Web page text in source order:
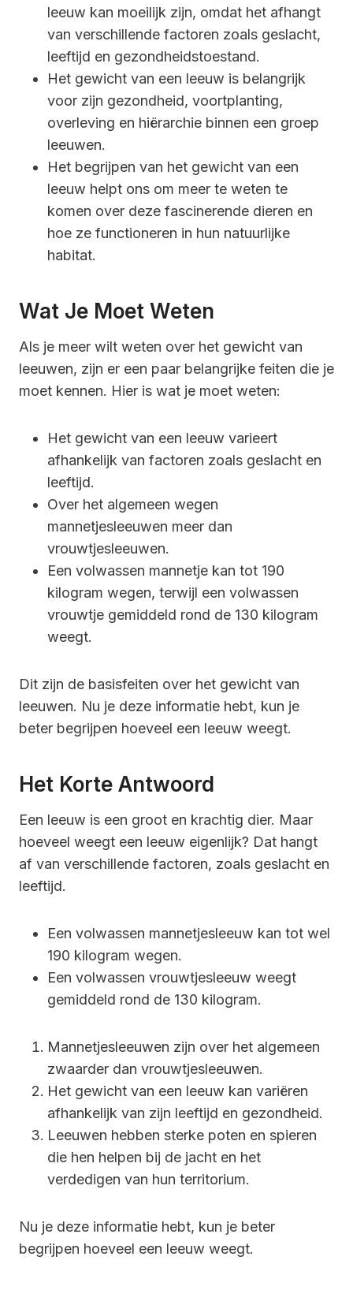
leeuw kan moeilijk zijn, omdat het afhangt
van verschillende factoren zoals geslacht,
leeftijd en gezondheidstoestand.
Het gewicht van een leeuw is belangrijk
voor zijn gezondheid, voortplanting,
overleving en hiërarchie binnen een groep
leeuwen.
Het begrijpen van het gewicht van een
leeuw helpt ons om meer te weten te
komen over deze fascinerende dieren en
hoe ze functioneren in hun natuurlijke
habitat.
Wat Je Moet Weten
Als je meer wilt weten over het gewicht van
leeuwen, zijn er een paar belangrijke feiten die je
moet kennen. Hier is wat je moet weten:
Het gewicht van een leeuw varieert
afhankelijk van factoren zoals geslacht en
leeftijd.
Over het algemeen wegen
mannetjesleeuwen meer dan
vrouwtjesleeuwen.
Een volwassen mannetje kan tot 190
kilogram wegen, terwijl een volwassen
vrouwtje gemiddeld rond de 130 kilogram
weegt.
Dit zijn de basisfeiten over het gewicht van
leeuwen. Nu je deze informatie hebt, kun je
beter begrijpen hoeveel een leeuw weegt.
Het Korte Antwoord
Een leeuw is een groot en krachtig dier. Maar
hoeveel weegt een leeuw eigenlijk? Dat hangt
af van verschillende factoren, zoals geslacht en
leeftijd.
Een volwassen mannetjesleeuw kan tot wel
190 kilogram wegen.
Een volwassen vrouwtjesleeuw weegt
gemiddeld rond de 130 kilogram.
Mannetjesleeuwen zijn over het algemeen
zwaarder dan vrouwtjesleeuwen.
Het gewicht van een leeuw kan variëren
afhankelijk van zijn leeftijd en gezondheid.
Leeuwen hebben sterke poten en spieren
die hen helpen bij de jacht en het
verdedigen van hun territorium.
Nu je deze informatie hebt, kun je beter
begrijpen hoeveel een leeuw weegt.